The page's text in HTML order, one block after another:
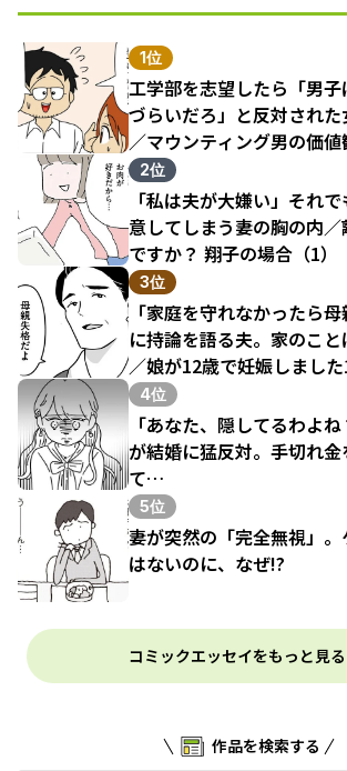
1位
工学部を志望したら「男子
づらいだろ」と反対され
／マウンティング男の価
結果（1）
2位
「私は夫が大嫌い」それ
意してしまう妻の胸の内
ですか？ 翔子の場合（1）
3位
「家庭を守れなかったら
に持論を語る夫。家のこ
／娘が12歳で妊娠しました
4位
「あなた、隠してるわよ
が結婚に猛反対。手切れ
て…
5位
妻が突然の「完全無視」
はないのに、なぜ!?
コミックエッセイをもっと見る
作品を検索する